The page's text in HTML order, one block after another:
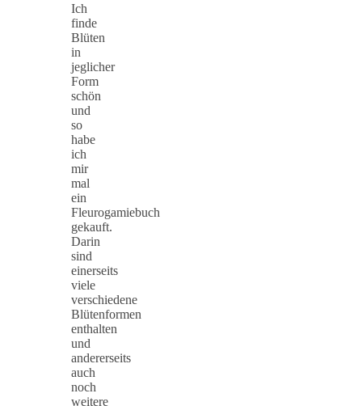
Ich
finde
Blüten
in
jeglicher
Form
schön
und
so
habe
ich
mir
mal
ein
Fleurogamiebuch
gekauft.
Darin
sind
einerseits
viele
verschiedene
Blütenformen
enthalten
und
andererseits
auch
noch
weitere